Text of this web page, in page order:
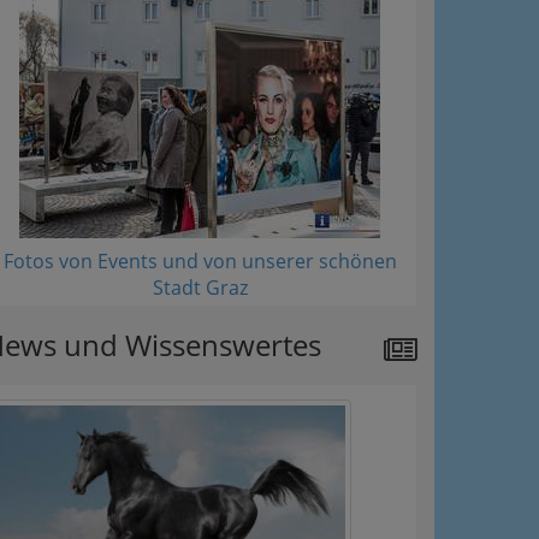
Fotos von Events und von unserer schönen
Stadt Graz
und Wissenswertes